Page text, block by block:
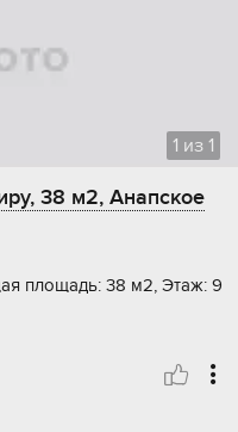
1 из 1
38 м2, Анапское
площадь: 38 м2, Этаж: 9